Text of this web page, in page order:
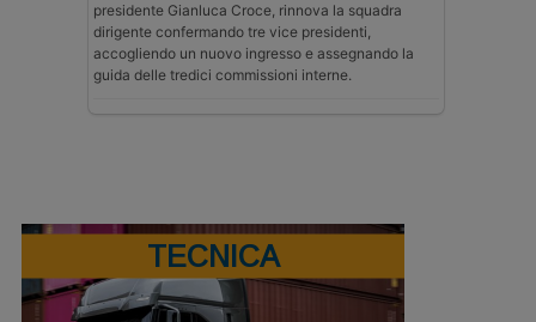
presidente Gianluca Croce, rinnova la squadra
dirigente confermando tre vice presidenti,
accogliendo un nuovo ingresso e assegnando la
guida delle tredici commissioni interne.
TECNICA